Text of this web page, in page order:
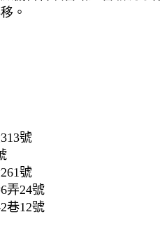
。
號
號
弄24號
巷12號